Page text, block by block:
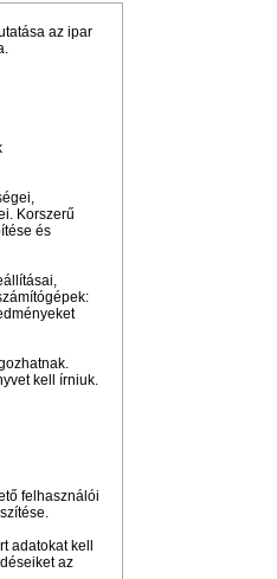
az ipar
Korszerű
és
kell írniuk.
felhasználói
adatokat kell
az